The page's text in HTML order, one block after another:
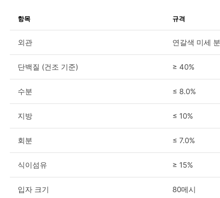
항목 규격
외관 연갈색 미세
단백질 (건조 기준) ≥ 40%
수분 ≤ 8.0%
지방 ≤ 10%
회분 ≤ 7.0%
식이섬유 ≥ 15%
입자 크기 80메시